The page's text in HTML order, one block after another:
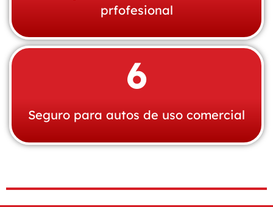
prfofesional
6
Seguro para autos de uso comercial